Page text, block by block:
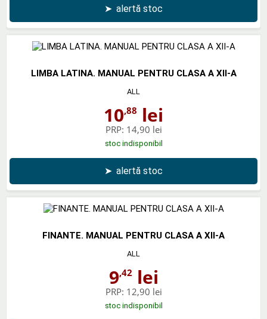
➤ alertă stoc
LIMBA LATINA. MANUAL PENTRU CLASA A XII-A
ALL
10,88 lei
PRP: 14,90 lei
stoc indisponibil
➤ alertă stoc
FINANTE. MANUAL PENTRU CLASA A XII-A
ALL
9,42lei
PRP: 12,90 lei
stoc indisponibil